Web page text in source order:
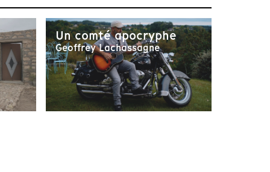
Un comté apocryphe
Geoffrey Lachassagne